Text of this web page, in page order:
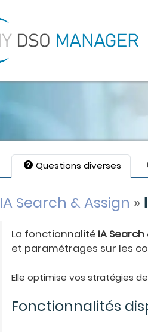
Questions diverses
IA Search & Assign »
La fonctionnalité IA Search
et paramétrages sur les
Elle optimise vos stratégies
Fonctionnalités